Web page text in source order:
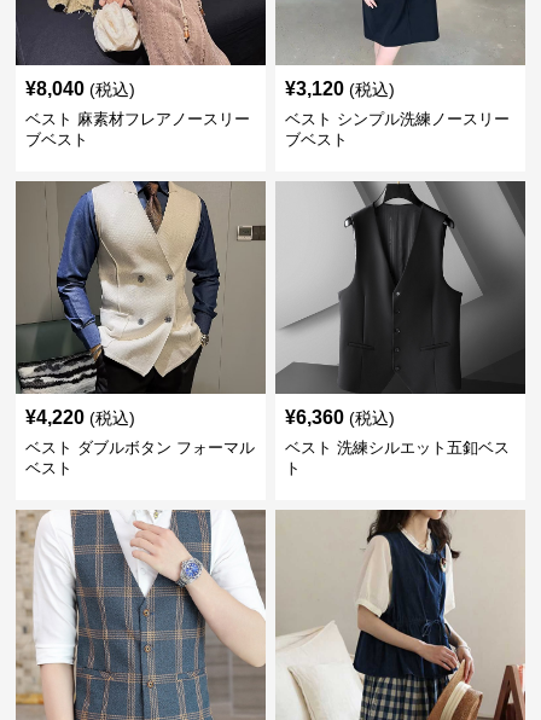
¥8,040 (税込)
ベスト 麻素材フレアノースリー
ブベスト
¥3,120 (税込)
ベスト シンプル洗練ノースリー
ブベスト
¥4,220 (税込)
ベスト ダブルボタン フォーマル
ベスト
¥6,360 (税込)
ベスト 洗練シルエット五釦ベス
ト